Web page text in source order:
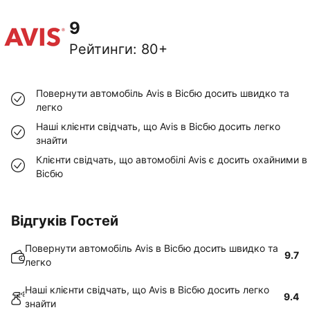
9
Рейтинги: 80+
Повернути автомобіль Avis в Вісбю досить швидко та
легко
Наші клієнти свідчать, що Avis в Вісбю досить легко
знайти
Клієнти свідчать, що автомобілі Avis є досить охайними в
Вісбю
Відгуків Гостей
Повернути автомобіль Avis в Вісбю досить швидко та
легко
9.7
Наші клієнти свідчать, що Avis в Вісбю досить легко
знайти
9.4